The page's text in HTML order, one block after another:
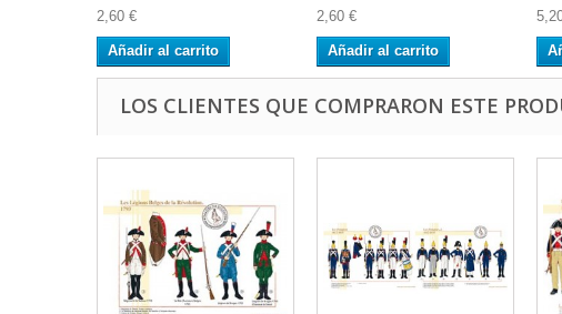
2,60 €
Añadir al carrito
2,60 €
Añadir al carrito
LOS CLIENTES QUE COMPRARON ESTE